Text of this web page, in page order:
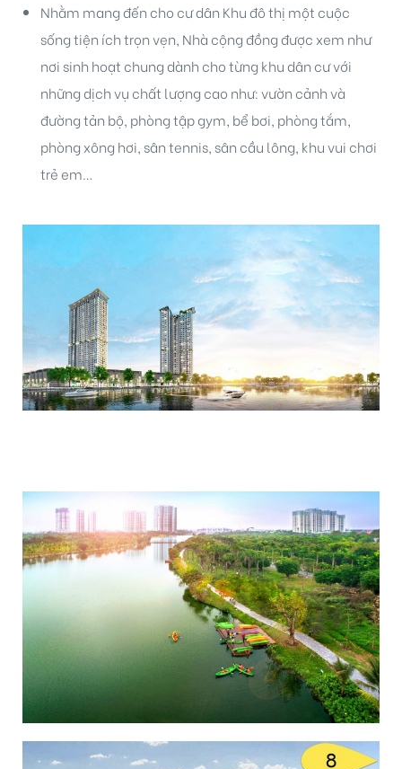
Nhằm mang đến cho cư dân Khu đô thị một cuộc
sống tiện ích trọn vẹn, Nhà cộng đồng được xem như
nơi sinh hoạt chung dành cho từng khu dân cư với
những dịch vụ chất lượng cao như: vườn cảnh và
đường tản bộ, phòng tập gym, bể bơi, phòng tắm,
phòng xông hơi, sân tennis, sân cầu lông, khu vui chơi
trẻ em…